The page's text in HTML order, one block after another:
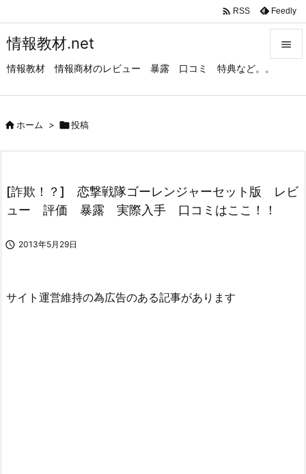
情報教材.net
情報教材 情報商材のレビュー 暴露 口コミ 特典など。。

次へ
 RSS Feedly
ホーム > 投稿
[詐欺！？] 恋撃戦隊ゴーレンジャーセット版 レビ
ュー 評価 暴露 実際入手 口コミはここ！！
 2013年5月29日
サイト運営維持の為広告のある記事があります